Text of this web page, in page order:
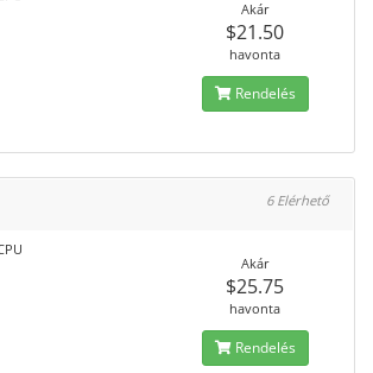
Akár
$21.50
havonta
Rendelés
6 Elérhető
Akár
$25.75
havonta
Rendelés